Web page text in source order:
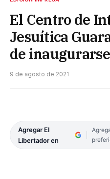
El Centro de
Jesuítica
de inaugurarse
9 de agosto de 2021
Agregar El
Libertador en